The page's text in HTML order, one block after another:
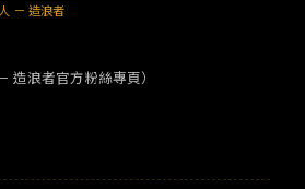
－ 造浪者
造浪者官方粉絲專頁）